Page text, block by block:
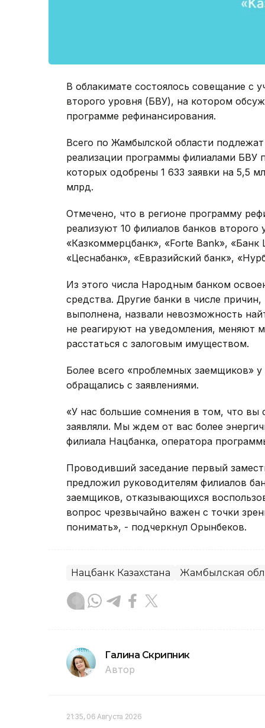
В облакимате состоялось совещание с
второго уровня (БВУ), на котором
программе рефинансирования.
Всего по Жамбылской области
реализации программы филиалами БВУ
которых одобрены 1 633 заявки на 5,5
млрд.
Отмечено, что в регионе программу
реализуют 10 филиалов банков
«Казкоммерцбанк», «Forte Bank»,
«Цеснабанк», «Евразийский банк»,
Из этого числа Народным банком
средства. Другие банки в числе
выполнена, назвали невозможность
не реагируют на уведомления, меняют
расстаться с залоговым имуществом.
Более всего «проблемных заемщиков»
обращались с заявлениями.
«У нас большие сомнения в том, что вы
заявляли. Мы ждем от вас более
филиала Нацбанка, оператора
Проводивший заседание первый
предложил руководителям филиалов
заемщиков, отказывающихся
вопрос чрезвычайно важен с точки
понимать», - подчеркнул Орынбеков.
Нацбанк Казахстана Жамбылская
Галина Скрипник
Автор
21:35, 06 Августа 2026